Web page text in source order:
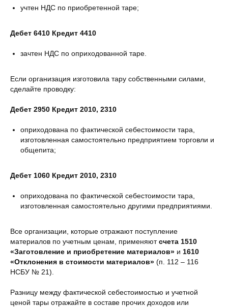
учтен НДС по приобретенной таре;
Дебет 6410 Кредит 4410
зачтен НДС по оприходованной таре.
Если организация изготовила тару собственными силами,
сделайте проводку:
Дебет 2950 Кредит 2010, 2310
оприходована по фактической себестоимости тара,
изготовленная самостоятельно предприятием торговли и
общепита;
Дебет 1060 Кредит 2010, 2310
оприходована по фактической себестоимости тара,
изготовленная самостоятельно другими предприятиями.
Все организации, которые отражают поступление
материалов по учетным ценам, применяютсчета 1510
«Заготовление и приобретение материалов» и 1610
«Отклонения в стоимости материалов» (п. 112 – 116
НСБУ № 21).
Разницу между фактической себестоимостью и учетной
ценой тары отражайте в составе прочих доходов или